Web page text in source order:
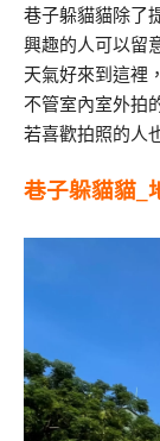
巷子躲貓貓除了
興趣的人可以留
天氣好來到這裡
不管室內室外拍
若喜歡拍照的人
巷子躲貓貓_